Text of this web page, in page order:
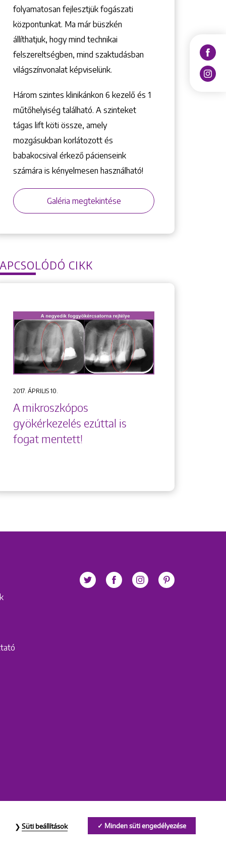
folyamatosan fejlesztjük fogászati
központunkat. Ma már büszkén
állíthatjuk, hogy mind technikai
felszereltségben, mind szaktudásban
világszínvonalat képviselünk.
Három szintes klinikánkon 6 kezelő ­és 1
műtőhelyiség található. A szinteket
tágas lift köti össze, amely
mozgásukban korlátozott és
babakocsival érkező pácienseink
számára is kényelmesen használható!
Galéria megtekintése
CIKK
2017. ÁPRILIS 10.
A mikroszkópos
gyökérkezelés ezúttal is
fogat mentett!
Minden süti engedélyezése
Süti beállítások